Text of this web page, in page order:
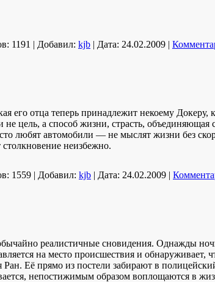
1191 | Добавил: kjb | Дата: 24.02.2009 |
его отца теперь принадлежит некоему Докеру,
цель, а способ жизни, страсть,
любят автомобили — не мыслят жизни без
неизбежно.
1559 | Добавил: kjb | Дата: 24.02.2009 |
реалистичные сновидения. Однажды
на место происшествия и обнаруживает,
Ран. Её прямо из постели забирают в
непостижимым образом воплощаются в